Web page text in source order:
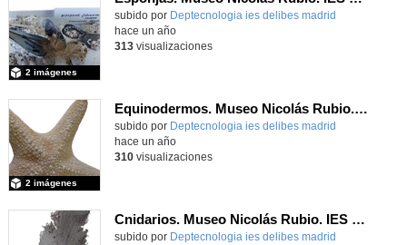
Contenido educativo.
subido por Deptecnologia ies delibes madrid
2 imágenes
hace un año
313visualizaciones
Equinodermos. Museo Nicolás Rubio. IES Miguel Delibes (Madrid)
Contenido educativo.
subido por Deptecnologia ies delibes madrid
2 imágenes
hace un año
310visualizaciones
Cnidarios. Museo Nicolás Rubio. IES Miguel Delibes (Madrid)
Contenido educativo.
subido por Deptecnologia ies delibes madrid